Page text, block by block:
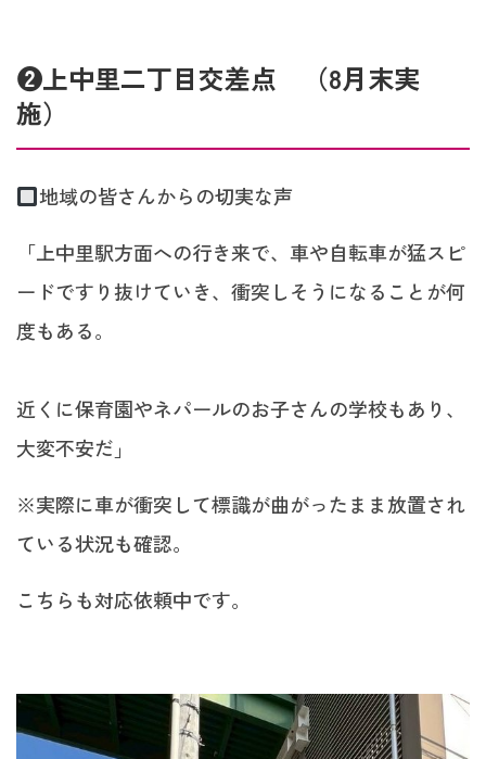
❷上中里二丁目交差点 （8月末実
施）
地域の皆さんからの切実な声
「上中里駅方面への行き来で、車や自転車が猛スピ
ードですり抜けていき、衝突しそうになることが何
度もある。
近くに保育園やネパールのお子さんの学校もあり、
大変不安だ」
※実際に車が衝突して標識が曲がったまま放置され
ている状況も確認。
こちらも対応依頼中です。